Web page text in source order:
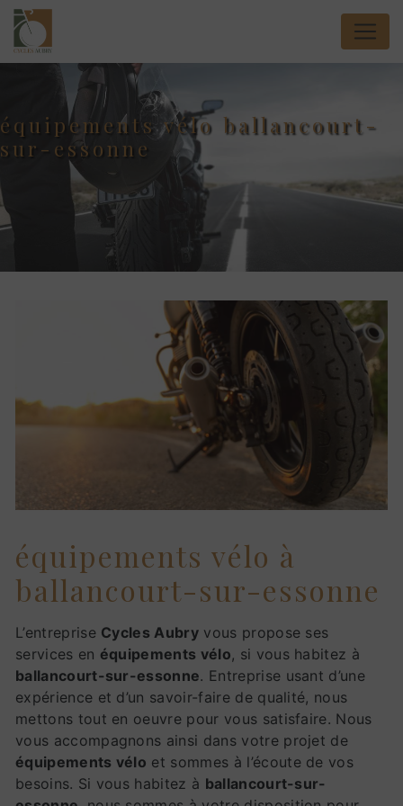
Panneau de gestion des cookies
équipements vélo ballancourt-
sur-essonne
équipements vélo à
ballancourt-sur-essonne
L’entreprise Cycles Aubry vous propose ses
services en équipements vélo, si vous habitez à
ballancourt-sur-essonne. Entreprise usant d’une
expérience et d’un savoir-faire de qualité, nous
mettons tout en oeuvre pour vous satisfaire. Nous
vous accompagnons ainsi dans votre projet de
équipements vélo et sommes à l’écoute de vos
besoins. Si vous habitez à ballancourt-sur-